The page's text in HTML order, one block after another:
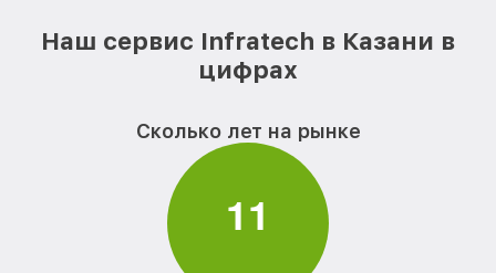
Наш сервис Infratech в Казани в
цифрах
Сколько лет на рынке
11